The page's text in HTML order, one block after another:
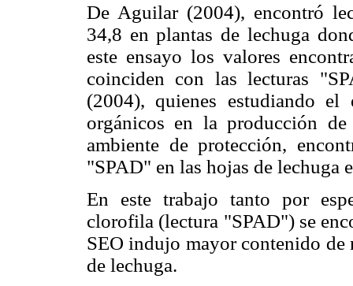
De Aguilar (2004), encontró
34,8 en plantas de lechuga
este ensayo los valores
coinciden con las lecturas
(2004), quienes estudiando
orgánicos en la produc­ción
ambiente de protección,
"SPAD" en las hojas de lechuga
En este trabajo tanto por
clorofila (lectura "SPAD") se
SEO indujo mayor contenido
de lechuga.